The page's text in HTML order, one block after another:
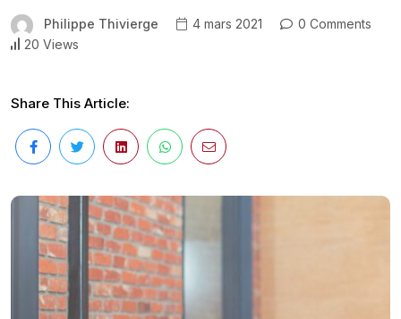
Philippe Thivierge 4 mars 2021
0 Comments
20 Views
Share This Article: